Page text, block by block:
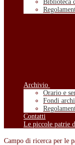
Biblioteca
Archivio
Orario e
Fondi
Contatti
Le piccole patrie
Campo di ricerca per le